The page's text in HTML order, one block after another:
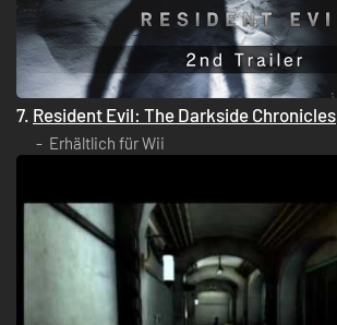
7. Resident Evil: The Darkside Chronicles
Erhältlich für Wii